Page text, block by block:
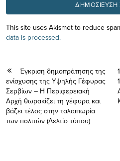
This site uses Akismet to reduce
data is processed.
Έγκριση δημοπράτησης της
ενίσχυσης της Υψηλής Γέφυρας
Σερβίων – Η Περιφερειακή
Αρχή θωρακίζει τη γέφυρα και
βάζει τέλος στην ταλαιπωρία
των πολιτών (Δελτίο τύπου)